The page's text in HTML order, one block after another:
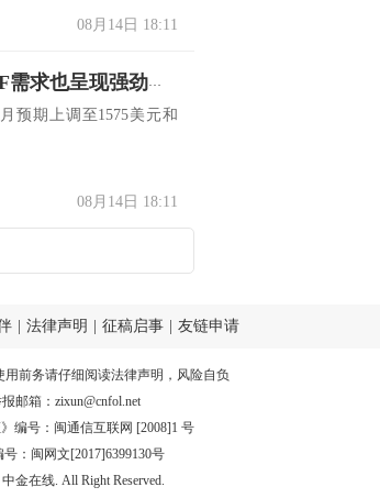
08月14日 18:11
高盛今年首次提高金价预期 黄金ETF需求也呈现强劲上升趋势
预期上调至1575美元和
08月14日 18:11
法律声明 征稿启事 友链申请
用前务请仔细阅读法律声明 ，风险自负
邮箱： zixun@cnfol.net
号：闽通信互联网 [2008]1 号
：闽网文[2017]6399130号
金在线. All Right Reserved.